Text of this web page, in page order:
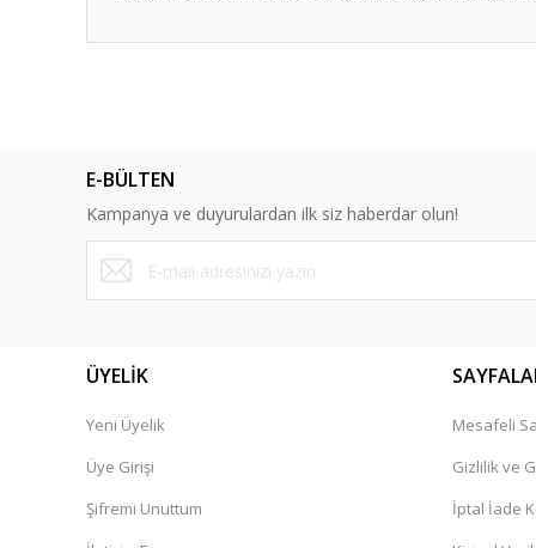
Ürün bilgilerinde hatalar bulunuyor.
Ürün fiyatı diğer sitelerden daha pahalı.
Bu ürüne benzer farklı alternatifler olmalı.
E-BÜLTEN
Kampanya ve duyurulardan ilk siz haberdar olun!
ÜYELİK
Yeni Üyelik
Üye Girişi
Şifremi Unuttum
Mesafeli
Gizlilik ve
İptal İade